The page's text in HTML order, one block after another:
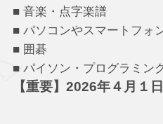
■ 音楽・点字楽譜
■ パソコンやスマートフォ
■ 囲碁
■ パイソン・プログラミン
【重要】2026年４月１